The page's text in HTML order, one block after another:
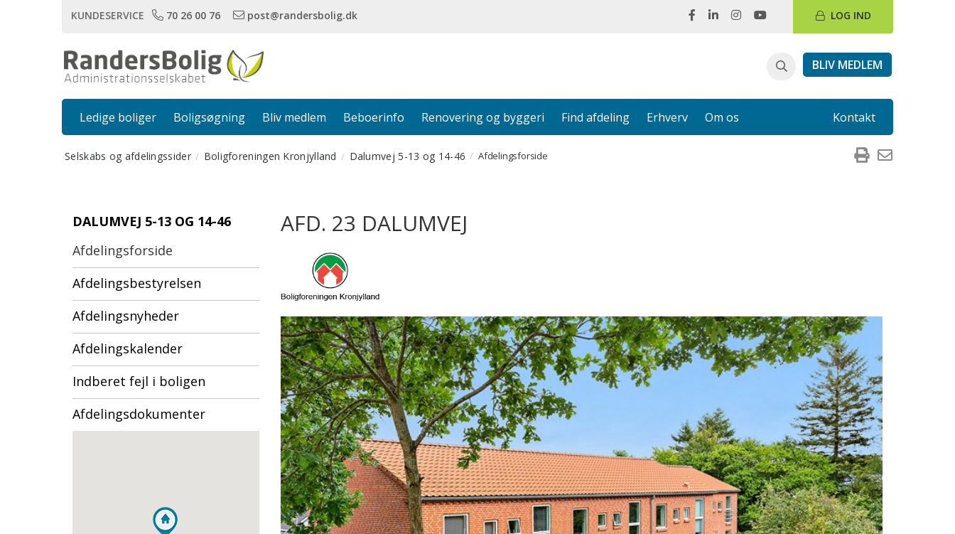
KUNDESERVICE 70 26 00 76 post@randersbolig.dk LOG IND
BLIV MEDLEM
Ledige boliger Boligsøgning Bliv medlem Beboerinfo Renovering og byggeri Find afdeling Erhverv Om os Kontakt
Selskabs og afdelingssider Boligforeningen Kronjylland Dalumvej 5-13 og 14-46 Afdelingsforside
DALUMVEJ 5-13 OG 14-46
Afdelingsforside
Afdelingsbestyrelsen
Afdelingsnyheder
Afdelingskalender
Indberet fejl i boligen
Afdelingsdokumenter
AFD. 23 DALUMVEJ